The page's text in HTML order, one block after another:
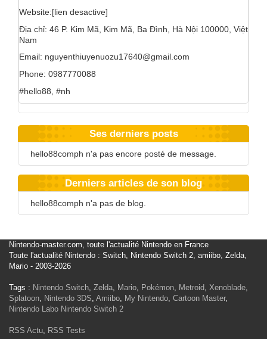
Website:[lien desactive]
Địa chỉ: 46 P. Kim Mã, Kim Mã, Ba Đình, Hà Nội 100000, Việt
Nam
Email: nguyenthiuyenuozu17640@gmail.com
Phone: 0987770088
#hello88, #nh
Ses derniers posts
hello88comph n'a pas encore posté de message.
Derniers articles de son blog
hello88comph n'a pas de blog.
Nintendo-master.com, toute l'actualité Nintendo en France
Toute l'actualité Nintendo : Switch, Nintendo Switch 2, amiibo, Zelda,
Mario - 2003-2026
Tags : Nintendo Switch, Zelda, Mario, Pokémon, Metroid, Xenoblade,
Splatoon, Nintendo 3DS, Amiibo, My Nintendo, Cartoon Master,
Nintendo Labo Nintendo Switch 2
RSS Actu, RSS Tests